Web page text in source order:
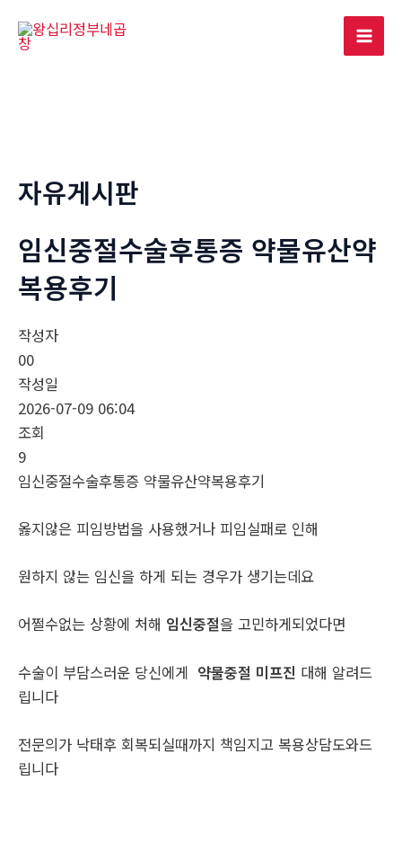
Main
자유게시판
임신중절수술후통증 약물유산약
복용후기
작성자
00
작성일
2026-07-09 06:04
조회
9
임신중절수술후통증 약물유산약복용후기
옳지않은 피임방법을 사용했거나 피임실패로 인해
원하지 않는 임신을 하게 되는 경우가 생기는데요
어쩔수없는 상황에 처해 임신중절을 고민하게되었다면
수술이 부담스러운 당신에게 약물중절 미프진 대해 알려드
립니다
전문의가 낙태후 회복되실때까지 책임지고 복용상담도와드
립니다